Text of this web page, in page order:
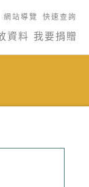
網站導覽 快速查詢
資料 我要捐贈